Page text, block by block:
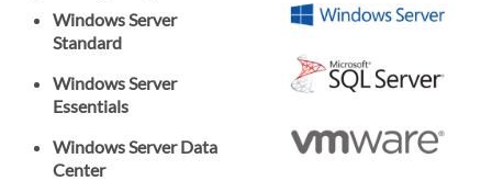
Windows Server
Standard
Windows Server
Essentials
Windows Server Data
Center